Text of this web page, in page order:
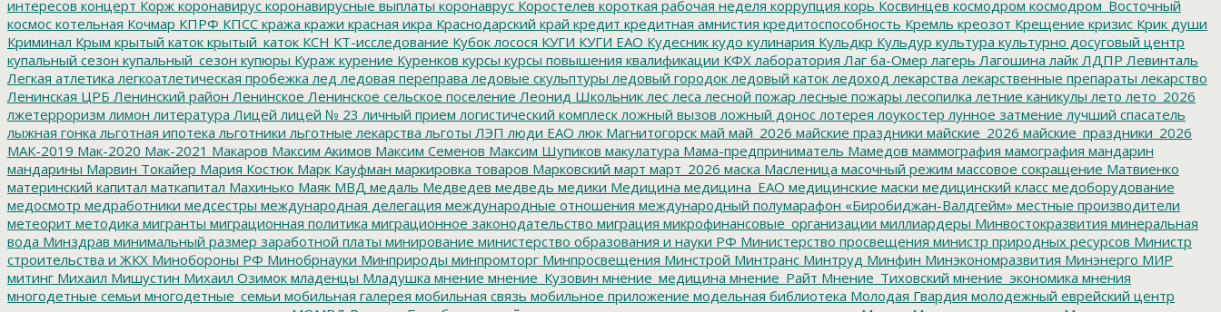
интересов концерт Корж коронавирус коронавирусные выплаты коронаврус Коростелев короткая рабочая неделя коррупция корь Косвинцев космодром космодром_Восточный
космос котельная Кочмар КПРФ КПСС кража кражи красная икра Краснодарский край кредит кредитная амнистия кредитоспособность Кремль креозот Крещение кризис Крик души
Криминал Крым крытый каток крытый_каток КСН КТ-исследование Кубок лосося КУГИ КУГИ ЕАО Кудесник кудо кулинария Кульдкр Кульдур культура культурно досуговый центр
купальный сезон купальный_сезон купюры Кураж курение Куренков курсы курсы повышения квалификации КФХлаборатория Лаг ба-Омер лагерь Лагошина лайк ЛДПР Левинталь
Легкая атлетика легкоатлетическая пробежка лед ледовая переправа ледовые скульптуры ледовый городокледовый катокледоход лекарства лекарственные препараты лекарство
Ленинская ЦРБ Ленинский район Ленинское Ленинское сельское поселение Леонид Школьниклеслеса лесной пожар лесные пожары лесопилка летние каникулы лето лето_2026
лжетерроризм лимон литература Лицей лицей № 23 личный прием логистический комплескложный вызов ложный донослотерея лоукостер лунное затмение лучший спасатель
лыжная гонка льготная ипотека льготники льготные лекарства льготы ЛЭП люди ЕАО люк Магнитогорск май май_2026 майские праздники майские_2026 майские_праздники_2026
МАК-2019 Мак-2020 Мак-2021 Макаров Максим Акимов Максим Семенов Максим Шупиков макулатура Мама-предприниматель Мамедов маммография мамография мандарин
мандарины Марвин Токайер Мария Костюк Марк Кауфман маркировка товаров Марковский март март_2026 маска Масленица масочный режим массовое сокращение Матвиенко
материнский капитал маткапитал Махинько Маяк МВД медаль Медведев медведь медики Медицина медицина_ЕАО медицинские маски медицинский класс медоборудование
медосмотр медработники медсестры международная делегация международные отношения международный полумарафон «Биробиджан-Валдгейм» местные производители
метеорит методика мигранты миграционная политика миграционное законодательство миграция микрофинансовые_организации миллиардеры Минвостокразвития минеральная
вода Минздрав минимальный размер заработной платы минирование министерство образования и науки РФ Министерство просвещения министр природных ресурсов Министр
строительства и ЖКХ Минобороны РФ Минобрнауки Минприроды минпромторг Минпросвещения Минстрой Минтранс Минтруд Минфин Минэкономразвития Минэнерго МИР
митинг Михаил Мишустин Михаил Озимок младенцы Младушка мнение мнение_Кузовин мнение_медицина мнение_Райт Мнение_Тиховский мнение_экономика мнения
многодетные семьи многодетные_семьи мобильная галерея мобильная связь мобильное приложение модельная библиотека Молодая Гвардия молодежный еврейский центр